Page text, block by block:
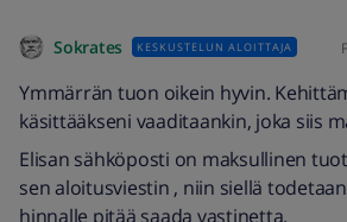
Sokrates KESKUSTELUN ALOITTAJA
Ymmärrän tuon oikein hyvin.
käsittääkseni vaaditaankin, joka siis
Elisan sähköposti on maksullinen
sen aloitusviestin , niin siellä
hinnalle pitää saada vastinetta.